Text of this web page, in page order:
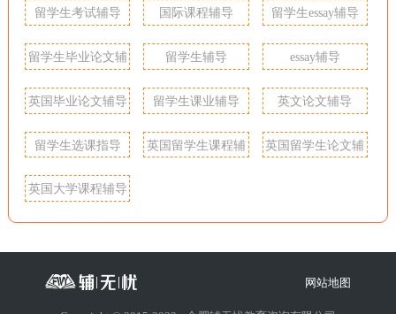
留学生考试辅导 国际课程辅导 留学生essay辅导
留学生毕业论文辅
留学生辅导 essay辅导
英国毕业论文辅导 留学生课业辅导 英文论文辅导
留学生选课指导
英国留学生课程辅
英国留学生论文辅
英国大学课程辅导
网站地图